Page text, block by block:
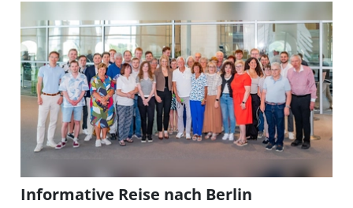
Informative Reise nach Berlin